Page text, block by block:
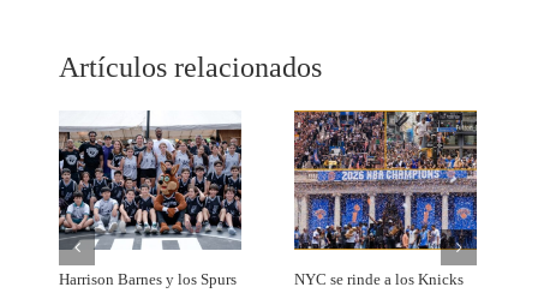
Artículos relacionados
Harrison Barnes y los Spurs
NYC se rinde a los Knicks